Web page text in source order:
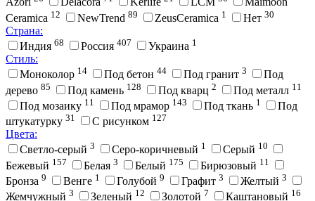
Ceramica 12 NewTrend 89 ZeusCeramica 1 Нет 30
Страна:
Индия 68 Россия 407 Украина 1
Стиль:
Моноколор 14 Под бетон 44 Под гранит 3
Под
дерево 85 Под камень 128 Под кварц 2 Под металл 11
Под мозаику 11 Под мрамор 143 Под ткань 1
Под
штукатурку 31 С рисунком 127
Цвета:
Cветло-серый 3 Cеро-коричневый 1 Cерый 10
Бежевый 157 Белая 3 Белый 175 Бирюзовый 11
Бронза 9 Венге 1 Голубой 9 Графит 3 Желтый 3
Жемчужный 3 Зеленый 12 Золотой 7 Каштановый 16